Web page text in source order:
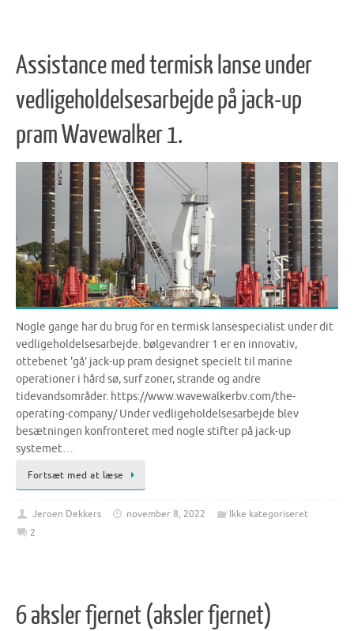
Assistance med termisk lanse under
vedligeholdelsesarbejde på jack-up
pram Wavewalker 1.
Nogle gange har du brug for en termisk lansespecialist under dit
vedligeholdelsesarbejde. bølgevandrer 1 er en innovativ,
ottebenet 'gå’ jack-up pram designet specielt til marine
operationer i hård sø, surf zoner, strande og andre
tidevandsområder. https://www.wavewalkerbv.com/the-
operating-company/ Under vedligeholdelsesarbejde blev
besætningen konfronteret med nogle stifter på jack-up
systemet…
Fortsæt med at læse
Jeroen Dekkers november 8, 2022
Ikke kategoriseret
2
6 aksler fjernet (aksler fjernet)